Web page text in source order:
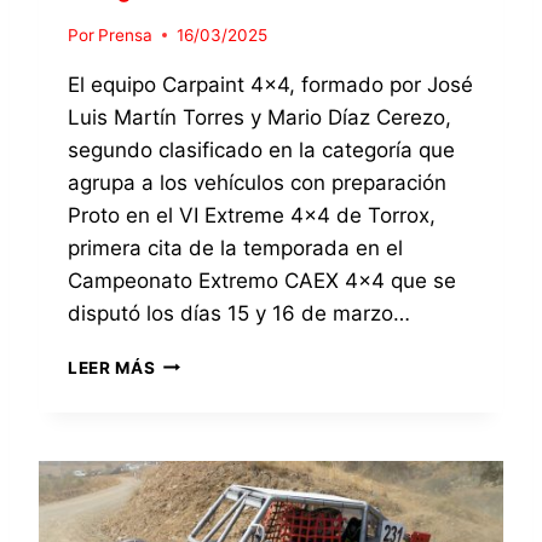
P
R
O
T
O
I
N
S
C
I
T
O
L
Q
O
C
A
Por Prensa 16/03/2025
El equipo Carpaint 4×4, formado por José
Luis Martín Torres y Mario Díaz Cerezo,
segundo clasificado en la categoría que
agrupa a los vehículos con preparación
Proto en el VI Extreme 4×4 de Torrox,
primera cita de la temporada en el
Campeonato Extremo CAEX 4×4 que se
disputó los días 15 y 16 de marzo…
LEER MÁS E
E
M
E